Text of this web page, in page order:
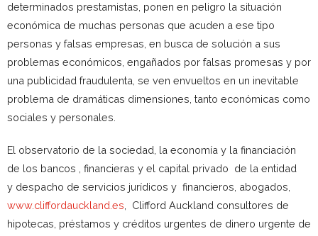
determinados prestamistas, ponen en peligro la situación
económica de muchas personas que acuden a ese tipo
personas y falsas empresas, en busca de solución a sus
problemas económicos, engañados por falsas promesas y por
una publicidad fraudulenta, se ven envueltos en un inevitable
problema de dramáticas dimensiones, tanto económicas como
sociales y personales.
El observatorio de la sociedad, la economía y la financiación
de los bancos , financieras y el capital privado de la entidad
y despacho de servicios jurídicos y financieros, abogados,
www.cliffordauckland.es , Clifford Auckland consultores de
hipotecas, préstamos y créditos urgentes de dinero urgente de